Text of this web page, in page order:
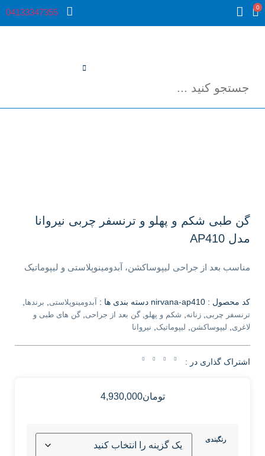
0
04133347355
گن طبی شکم و پهلو و ترنسفر چربی نیروانا
مدل AP410
مناسب بعد از جراحی لیپوساکشن، آبدومینوپلاستی و لیپوماتیک
کد محصول : nirvana-ap410 دسته بندی ها : آبدومینوپلاستی برندها
ترنسفر چربی زنانه شکم و پهلو ,گن بعد از جراحی ,گن های طبی و
لاغری
لیپوساکشن لیپوماتیک نیروانا
اشتراک گذاری در :
تومان4,930,000
رنگبندی